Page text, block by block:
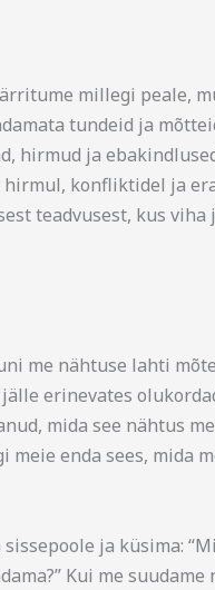
millegi peale,
tundeid ja
hirmud ja
konfliktidel ja
teadvusest, kus viha
me nähtuse lahti
erinevates
mida see nähtus
enda sees, mida
ja küsima:
Kui me suudame